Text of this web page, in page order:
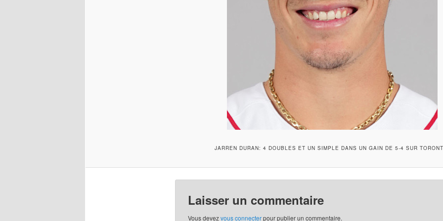
JARREN DURAN: 4 DOUBLES ET UN SIMPLE DANS UN GAIN DE 5-4 SUR
Laisser un commentaire
Vous devezvous connecterpour publier un commentaire.